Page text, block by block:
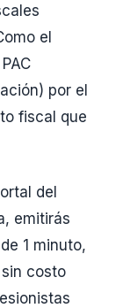
el
por el
fiscal que
del
emitirás
1 minuto,
sin costo